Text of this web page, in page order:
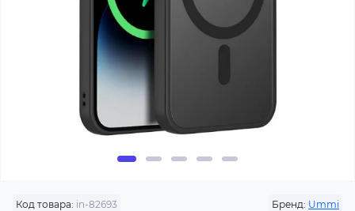
Код товара: in-82693 Бренд: Ummi